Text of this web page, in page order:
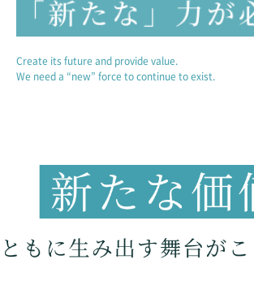
Create its future and provide value.
We need a “new” force to continue to exist.